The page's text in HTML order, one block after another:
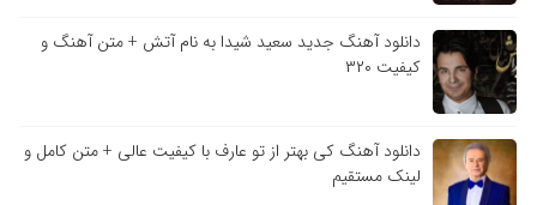
دانلود آهنگ جدید سعید شیدا به نام آتش + متن آهنگ و
کیفیت ۳۲۰
دانلود آهنگ کی بهتر از تو عارف با کیفیت عالی + متن کامل و
لینک مستقیم